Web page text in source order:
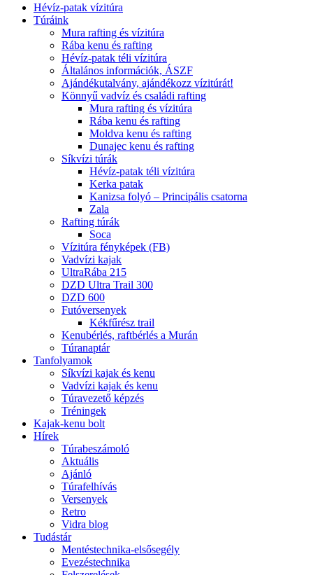
Hévíz-patak vízitúra
Túráink
Mura rafting és vízitúra
Rába kenu és rafting
Hévíz-patak téli vízitúra
Általános információk, ÁSZF
Ajándékutalvány, ajándékozz vízitúrát!
Könnyű vadvíz és családi rafting
Mura rafting és vízitúra
Rába kenu és rafting
Moldva kenu és rafting
Dunajec kenu és rafting
Síkvízi túrák
Hévíz-patak téli vízitúra
Kerka patak
Kanizsa folyó – Principális csatorna
Zala
Rafting túrák
Soca
Vízitúra fényképek (FB)
Vadvízi kajak
UltraRába 215
DZD Ultra Trail 300
DZD 600
Futóversenyek
Kékfűrész trail
Kenubérlés, raftbérlés a Murán
Túranaptár
Tanfolyamok
Síkvízi kajak és kenu
Vadvízi kajak és kenu
Túravezető képzés
Tréningek
Kajak-kenu bolt
Hírek
Túrabeszámoló
Aktuális
Ajánló
Túrafelhívás
Versenyek
Retro
Vidra blog
Tudástár
Mentéstechnika-elsősegély
Evezéstechnika